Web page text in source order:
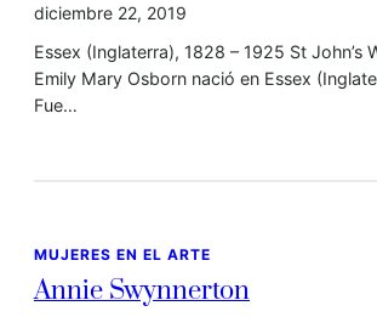
diciembre 22, 2019
Essex (Inglaterra), 1828 – 1925 St John’s
Emily Mary Osborn nació en Essex
Fue…
MUJERES EN EL ARTE
Annie Swynnerton